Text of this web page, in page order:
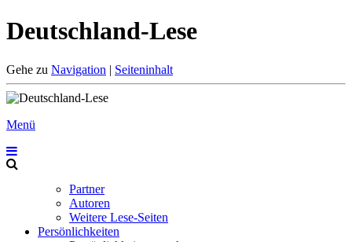
Deutschland-Lese
Gehe zu Navigation | Seiteninhalt
Menü
Partner
Autoren
Weitere Lese-Seiten
Persönlichkeiten